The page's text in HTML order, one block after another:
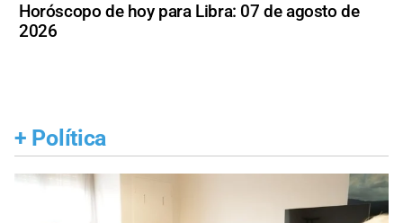
Horóscopo de hoy para Libra: 07 de agosto de
2026
+ Política